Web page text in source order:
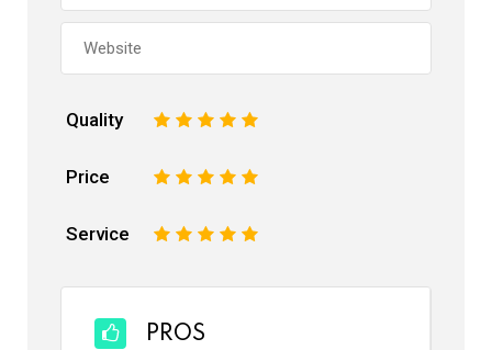
Quality 5
4
3
2
Price 5
4
3
2
Service 5
4
3
2
PROS